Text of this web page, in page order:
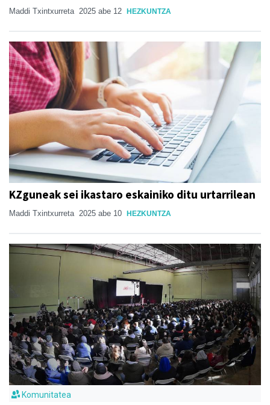
Maddi Txintxurreta 2025 abe 12 HEZKUNTZA
KZguneak sei ikastaro eskainiko ditu urtarrilean
Maddi Txintxurreta 2025 abe 10 HEZKUNTZA
Komunitatea